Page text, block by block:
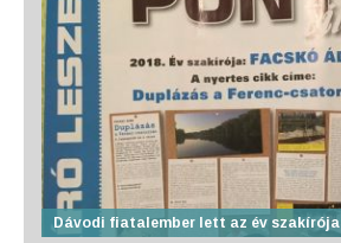
Dávodi fiatalember lett az év szakírója